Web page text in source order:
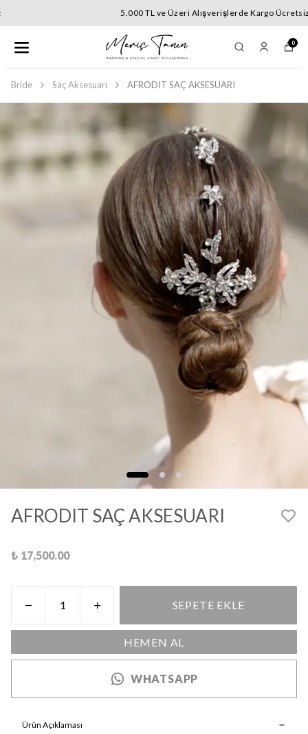
5.000 TL ve Üzeri Alışverişlerde Kargo Ücretsiz
0
Bride Saç Aksesuarı AFRODIT SAÇ AKSESUARI
AFRODIT SAÇ AKSESUARI
₺ 17,500.00
SEPETE EKLE
HEMEN AL
WHATSAPP
Ürün Açıklaması